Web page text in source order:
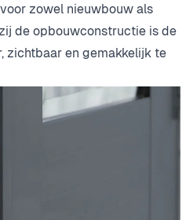
zowel nieuwbouw als
de opbouwconstructie is de
zichtbaar en gemakkelijk te